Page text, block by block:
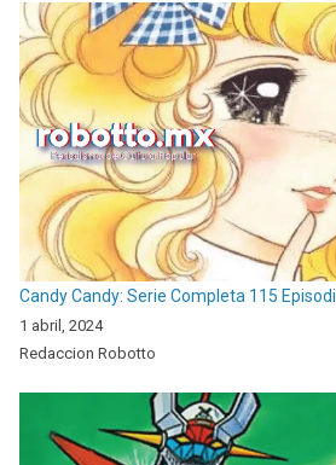
Candy Candy: Serie Completa 115
1 abril, 2024
Redaccion Robotto